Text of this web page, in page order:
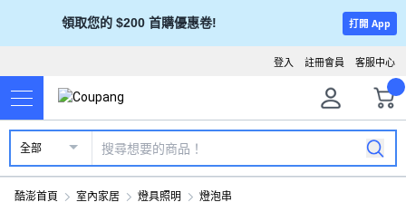
領取您的 $200 首購優惠卷! 打開 App
客服中心
註冊會員
登入
全部
酷澎首頁 室內家居 燈具照明 燈泡串